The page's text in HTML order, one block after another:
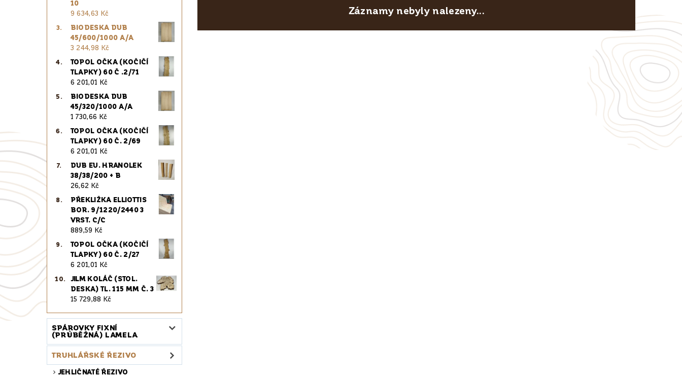
10
9 634,63 Kč
BIODESKA DUB
45/600/1000 A/A
3 244,98 Kč
TOPOL OČKA (KOČIČÍ
TLAPKY) 60 Č .2/71
6 201,01 Kč
BIODESKA DUB
45/320/1000 A/A
1 730,66 Kč
TOPOL OČKA (KOČIČÍ
TLAPKY) 60 Č. 2/69
6 201,01 Kč
DUB EU. HRANOLEK
38/38/200 + B
26,62 Kč
PŘEKLIŽKA ELLIOTTIS
BOR. 9/1220/2440 3
VRST. C/C
889,59 Kč
TOPOL OČKA (KOČIČÍ
TLAPKY) 60 Č. 2/27
6 201,01 Kč
JILM KOLÁČ (STOL.
DESKA) TL. 115 MM Č. 3
15 729,88 Kč
SPÁROVKY FIXNÍ
(PRŮBĚŽNÁ) LAMELA
TRUHLÁŘSKÉ ŘEZIVO
JEHLIČNATÉ ŘEZIVO
Záznamy nebyly nalezeny...